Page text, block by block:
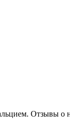
Отзывы